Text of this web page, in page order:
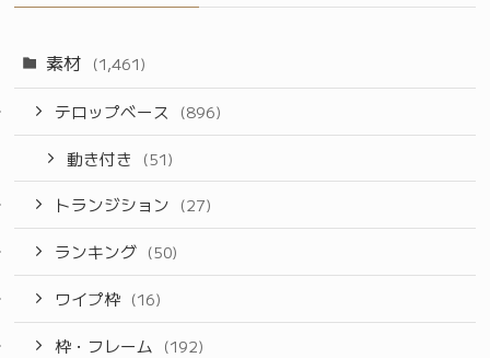
素材 (1,461)
テロップベース (896)
動き付き (51)
トランジション (27)
ランキング (50)
ワイプ枠 (16)
枠・フレーム (192)